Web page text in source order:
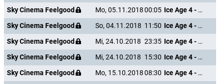
Sky Cinema Feelgood Mo, 05.11.201800:05
Ice Age 4 - Voll verschoben
Sky Cinema Feelgood
So, 04.11.2018 11:50
Ice Age 4 - Voll verschoben
Sky Cinema Feelgood
Mi, 24.10.2018 23:35
Ice Age 4 - Voll verschoben
Sky Cinema Feelgood
Mi, 24.10.2018 15:30
Ice Age 4 - Voll verschoben
Sky Cinema Feelgood
Mo, 15.10.201808:30
Ice Age 4 - Voll verschoben